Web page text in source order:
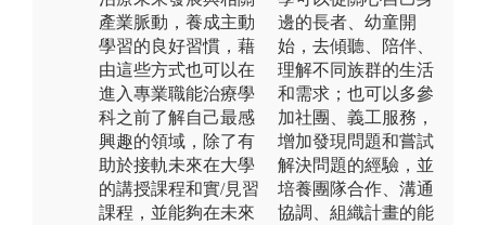
產業脈動，養成主動
學習的良好習慣，藉
由這些方式也可以在
進入專業職能治療學
科之前了解自己最感
興趣的領域，除了有
助於接軌未來在大學
的講授課程和實/見習
課程，並能夠在未來
邊的長者、幼童開
始，去傾聽、陪伴、
理解不同族群的生活
和需求；也可以多參
加社團、義工服務，
增加發現問題和嘗試
解決問題的經驗，並
培養團隊合作、溝通
協調、組織計畫的能